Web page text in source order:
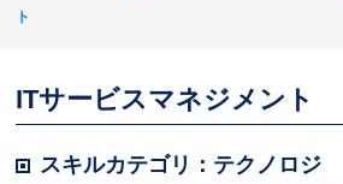
ト
ITサービスマネジメント
スキルカテゴリ：テクノロジ